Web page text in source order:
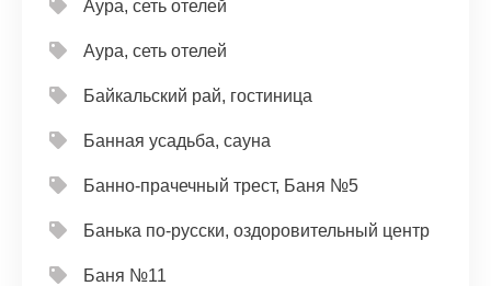
Аура, сеть отелей
Аура, сеть отелей
Байкальский рай, гостиница
Банная усадьба, сауна
Банно-прачечный трест, Баня №5
Банька по-русски, оздоровительный центр
Баня №11